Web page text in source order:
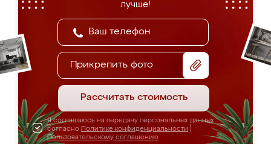
лучше!
Прикрепить фото
Рассчитать стоимость
Я соглашаюсь на передачу персональных данных
согласно Политике конфиденциальности
Пользовательскому соглашению